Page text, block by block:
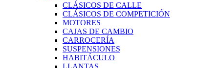
CLÁSICOS DE CALLE
CLÁSICOS DE COMPETICIÓN
MOTORES
CAJAS DE CAMBIO
CARROCERÍA
SUSPENSIONES
HABITÁCULO
LLANTAS